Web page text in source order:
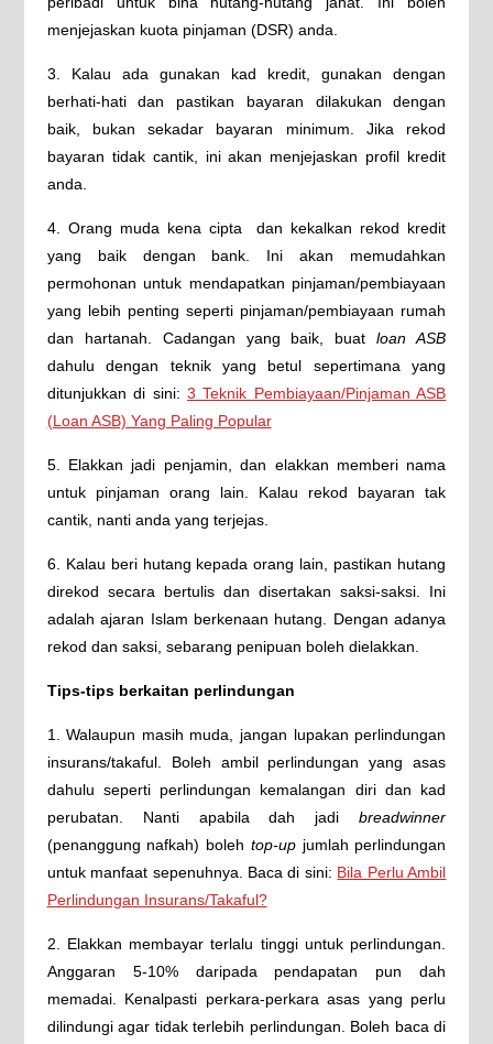
menjejaskan kuota pinjaman (DSR) anda.
3. Kalau ada gunakan kad kredit, gunakan dengan
berhati-hati dan pastikan bayaran dilakukan dengan
baik, bukan sekadar bayaran minimum. Jika rekod
bayaran tidak cantik, ini akan menjejaskan profil kredit
anda.
4. Orang muda kena cipta dan kekalkan rekod kredit
yang baik dengan bank. Ini akan memudahkan
permohonan untuk mendapatkan pinjaman/pembiayaan
yang lebih penting seperti pinjaman/pembiayaan rumah
dan hartanah. Cadangan yang baik, buatloan ASB
dahulu dengan teknik yang betul sepertimana yang
ditunjukkan di sini: 3 Teknik Pembiayaan/Pinjaman ASB
(Loan ASB) Yang Paling Popular
5. Elakkan jadi penjamin, dan elakkan memberi nama
untuk pinjaman orang lain. Kalau rekod bayaran tak
cantik, nanti anda yang terjejas.
6. Kalau beri hutang kepada orang lain, pastikan hutang
direkod secara bertulis dan disertakan saksi-saksi. Ini
adalah ajaran Islam berkenaan hutang. Dengan adanya
rekod dan saksi, sebarang penipuan boleh dielakkan.
Tips-tips berkaitan perlindungan
1. Walaupun masih muda, jangan lupakan perlindungan
insurans/takaful. Boleh ambil perlindungan yang asas
dahulu seperti perlindungan kemalangan diri dan kad
perubatan. Nanti apabila dah jadibreadwinner
(penanggung nafkah) boleh top-upjumlah perlindungan
untuk manfaat sepenuhnya. Baca di sini: Bila Perlu Ambil
Perlindungan Insurans/Takaful?
2. Elakkan membayar terlalu tinggi untuk perlindungan.
Anggaran 5-10% daripada pendapatan pun dah
memadai. Kenalpasti perkara-perkara asas yang perlu
dilindungi agar tidak terlebih perlindungan. Boleh baca di